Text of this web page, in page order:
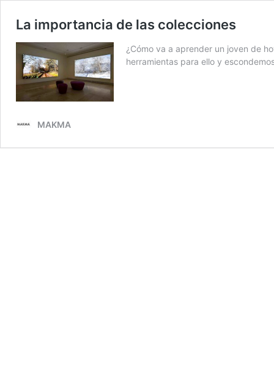
La importancia de las colecciones
¿Cómo va a aprender un joven de
herramientas para ello y
MAKMA